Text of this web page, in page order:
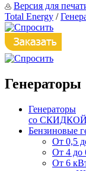
Версия для
Total Energy /
Генераторы
Генераторы
со СКИДКОЙ
Бензиновые
От 0,5
От 4 до
От 6